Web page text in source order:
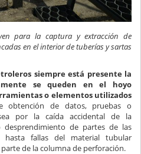
para la captura y extracción de
en el interior de tuberías y sartas
siempre está presente la
se queden en el hoyo
o elementos utilizados
obtención de datos, pruebas o
por la caída accidental de la
de partes de las
hasta fallas del material tubular
de la columna de perforación.